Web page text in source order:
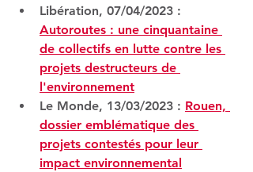
Libération, 07/04/2023 :
Autoroutes : une cinquantaine
de collectifs en lutte contre les
projets destructeurs de
l'environnement
Le Monde, 13/03/2023 : Rouen,
dossier emblématique des
projets contestés pour leur
impact environnemental